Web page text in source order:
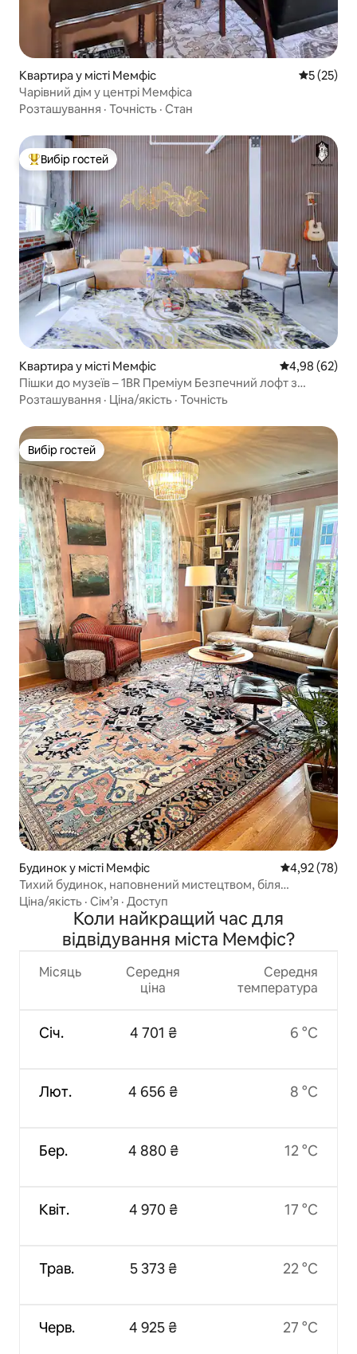
Квартира у місті Мемфіс Середня
5 (25)
Чарівний дім у центрі Мемфіса
Розташування · Точність · Стан
Топ вибір гостей
Вибір гостей
Квартира у місті Мемфіс Середня
4,98 (62)
Пішки до музеїв – 1BR Преміум Безпечний лофт з
парковкою
Розташування · Ціна/якість · Точність
Вибір гостей
Вибір гостей
Будинок у місті Мемфіс Середня
4,92 (78)
Тихий будинок, наповнений мистецтвом, біля
університету Мічигану, чарівний!
Ціна/якість · Сім’я · Доступ
Коли найкращий час для
відвідування міста Мемфіс?
Місяць
Січ.
Лют.
Бер.
Квіт.
Трав.
Черв.
Середня
ціна
4 701 ₴
4 656 ₴
4 880 ₴
4 970 ₴
5 373 ₴
4 925 ₴
Середня
температура
6 °C
8 °C
12 °C
17 °C
22 °C
27 °C